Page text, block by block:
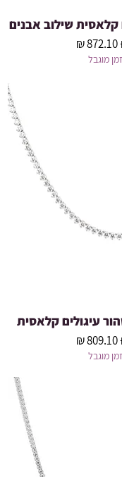
מהירה שילוב אבנים
מחיר מבצע‏872.10 ‏₪
מוגבל
מהירהעיגולים קלאסית
מחיר מבצע‏809.10 ‏₪
מוגבל